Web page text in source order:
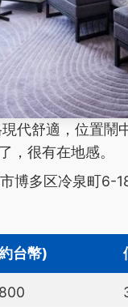
代舒適，位置鬧
，很有在地感。
博多区冷泉町6-
台幣)